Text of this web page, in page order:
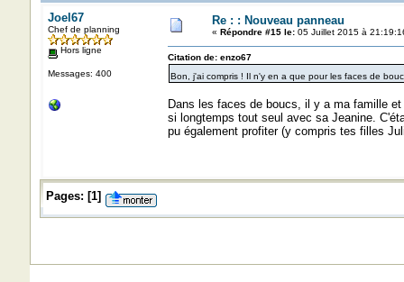
Joel67
Chef de planning
Hors ligne
Messages: 400
Re : : Nouveau panneau
« Répondre #15 le:05 Juillet 2015 à
Citation de: enzo67
Bon, j'ai compris ! Il n'y en a que pour les faces de
Dans les faces de boucs, il y a ma famille
si longtemps tout seul avec sa Jeanine.
pu également profiter (y compris tes filles
Pages: [1]